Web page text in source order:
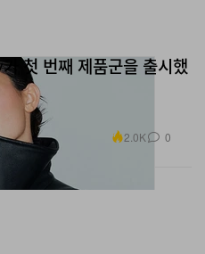
첫 번째 제품군을 출시했
2.0K 0